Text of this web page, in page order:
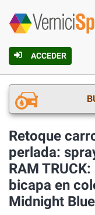
ACCEDER
Retoque
perlada:
RAM
bicapa en
Midnight